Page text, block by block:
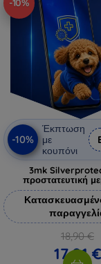
-10%
-10%
Έκπτωση
με
κουπόνι
3mk
προστατευτική
18,90 €
17,01 €